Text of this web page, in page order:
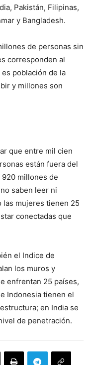
Pakistán, Filipinas,
y Bangladesh.
de personas sin
corresponden al
población de la
y millones son
que entre mil cien
están fuera del
millones de
saben leer ni
mujeres tienen 25
conectadas que
el Indice de
los muros y
enfrentan 25 países,
Indonesia tienen el
en India se
de penetración.